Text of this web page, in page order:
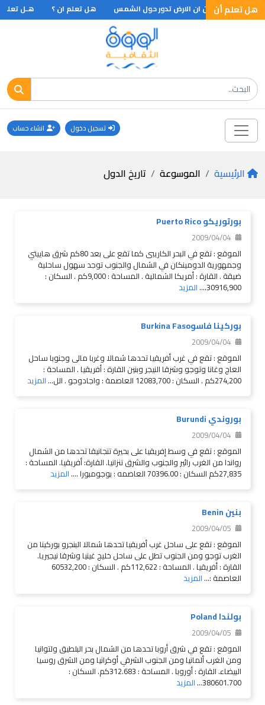
هل تعلم أن
الشمس هل تعلم ان ؟ هـل تعلم
تسجيل دخول انشاء حساب
الرئيسية الموسوعة تاريخ الدول
بورتوريكو Puerto Rico
2009/04/04
الموقع : تقع في البحر الكاريبى كما تقع على بعد 80كم شرق هاييتي
وجمهورية الدومينكان في الشمال والجنوب توجد سهول ساحلية
ضيقة . القارة : أمريكا الشمالية . المساحة : 9,000كم . السكان :
30916,900.... المزيد
بوركينا فاسوBurkina Faso
2009/04/04
الموقع : تقع في غرب أفريقيا تحدها شمالا وغربا مالى وجنوبا ساحل
العاج وغانا وتوجو وشرقا النيجر وبنين القارة : أفريقيا . المساحة :
274,200كم . السكان : 12083,700 العاصمة : واجادوجو . الل... المزيد
بوروندي Burundi
2009/04/04
الموقع : تقع في وسط إفريقيا على بحيرة تنجانيقا تحدها من الشمال
رواندا من الغرب رائير والجنوب والشرق تنزانيا. القارة: أفريقيا. المساحة :
27,835كم السكان : 70396.00 العاصمه : بوجومبورا .... المزيد
بنين Benin
2009/04/05
الموقع : تقع على ساحل غرب أفريقيا تحدها شمالا البنجرو بوركينا من
الغرب توجو ومن الجنوب تطل على ساحل خليج غينيا وشرقا نيجيريا.
القارة : أفريقيا . المساحة : 112,622كم . السكان : 60532,200
العاصمة :...المزيد
بولندا Poland
2009/04/05
الموقع : تقع في شرق أروبا تحدها من الشمال بحر البلطيق ولتوانيا
ومن الغرب ألمانيا ومن الجنوب الشرقي أوكرانيا ومن الشرق روسيا
البيضاء. القارة : أوروبا . المساحة : 312.683كم. السكان :
380601.700... المزيد